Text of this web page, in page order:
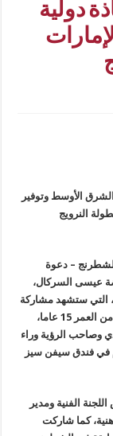
دولية
الأوسط وتوفير
النرويج
للشطرنج – دعوة
عيسى السركال،
للمشاركة في بطولة النرويج المفتوحة للشطرنج 2025، التي ستشهد مشاركة
لاعبين من 31 دولة حول العالم.وتسلمت رُوضة، البالغة من العمر 15 عاما،
وصاحب الرؤية وراء
في فندق سيفن سيز
الفنية ومدير
كما شاركت